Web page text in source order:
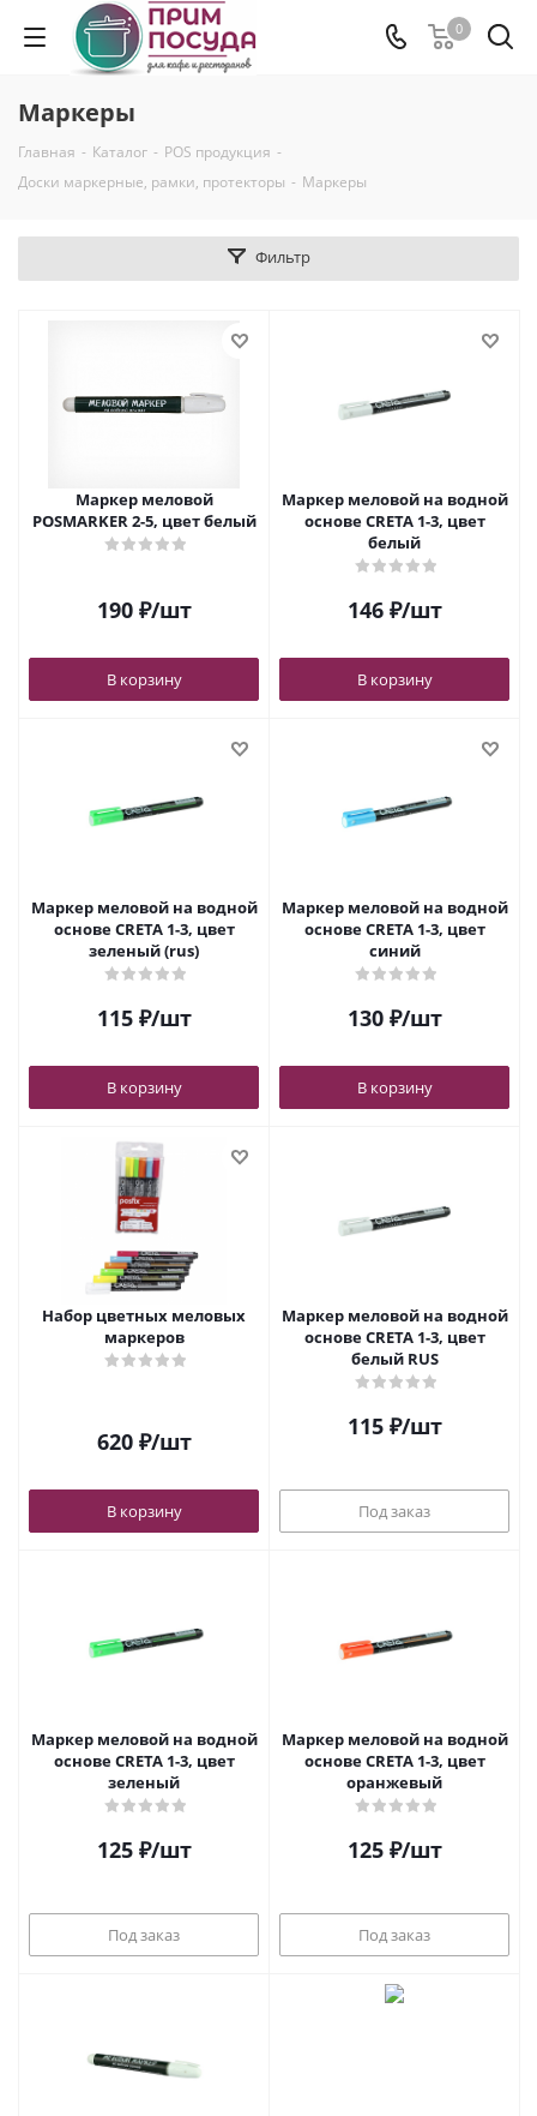
0
Маркеры
Главная - Каталог - POS продукция -
Доски маркерные, рамки, протекторы - Маркеры
Фильтр
Маркер меловой
POSMARKER 2-5, цвет белый
190₽/шт
В корзину
Маркер меловой на водной
основе CRETA 1-3, цвет
белый
146₽/шт
В корзину
Маркер меловой на водной
основе CRETA 1-3, цвет
зеленый (rus)
115₽/шт
В корзину
Маркер меловой на водной
основе CRETA 1-3, цвет
синий
130₽/шт
В корзину
Набор цветных меловых
маркеров
620₽/шт
В корзину
Маркер меловой на водной
основе CRETA 1-3, цвет
белый RUS
115₽/шт
Под заказ
Маркер меловой на водной
основе CRETA 1-3, цвет
зеленый
125₽/шт
Под заказ
Маркер меловой на водной
основе CRETA 1-3, цвет
оранжевый
125₽/шт
Под заказ